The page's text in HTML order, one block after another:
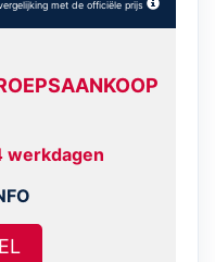
met de officiële prijs
werkdagen